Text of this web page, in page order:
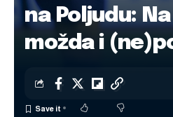
na Poljudu:
možda i